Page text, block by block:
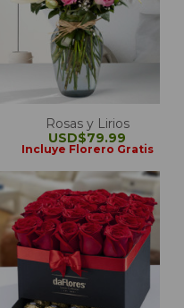
Rosas y Lirios
USD$79.99
Incluye Florero Gratis